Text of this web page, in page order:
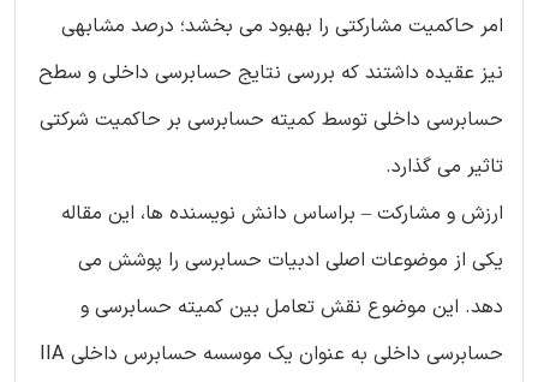
امر حاکمیت مشارکتی را بهبود می بخشد؛ درصد مشابهی
نیز عقیده داشتند که بررسی نتایج حسابرسی داخلی و سطح
حسابرسی داخلی توسط کمیته حسابرسی بر حاکمیت شرکتی
تاثیر می گذارد.
ارزش و مشارکت – براساس دانش نویسنده ها، این مقاله
یکی از موضوعات اصلی ادبیات حسابرسی را پوشش می
دهد. این موضوع نقش تعامل بین کمیته حسابرسی و
حسابرسی داخلی به عنوان یک موسسه حسابرس داخلی IIA